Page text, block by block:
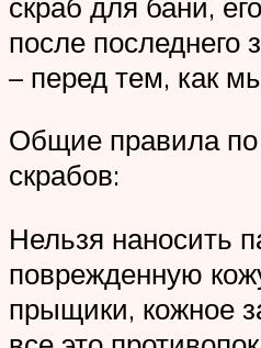
после последнего
– перед тем, как
Общие правила
скрабов:
Нельзя наносить
поврежденную
прыщики, кожное